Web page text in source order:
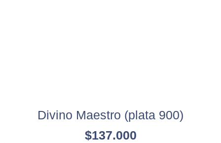
Divino Maestro (plata 900)
$137.000